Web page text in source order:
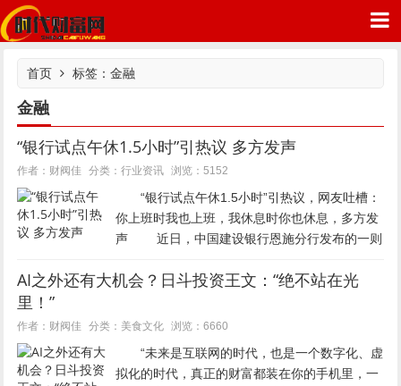
时代财富网
首页 标签：金融
金融
“银行试点午休1.5小时”引热议 多方发声
作者：财阀佳 分类：行业资讯 浏览：5152
“银行试点午休1.5小时”引热议，网友吐槽：
你上班时我也上班，我休息时你也休息，多方发
声 近日，中国建设银行恩施分行发布的一则
经报道，根据通知内容，自8月3日起，建设银行
AI之外还有大机会？日斗投资王文：“绝不站在光
里！”
作者：财阀佳 分类： 美食文化 浏览：6660
“未来是互联网的时代，也是一个数字化、虚
拟化的时代，真正的财富都装在你的手机里，一